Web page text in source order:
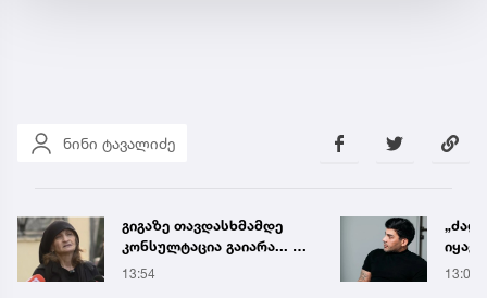
ნინი ტავალიძე
გიგაზე თავდასხმამდე
კონსულტაცია გაიარა... -
რა დეტალებს
13:54 13:03